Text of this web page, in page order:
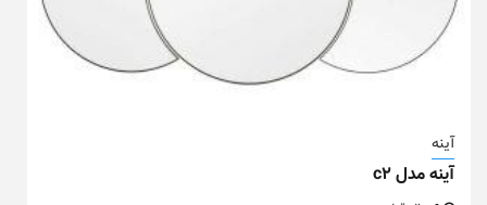
آینه
آینه مدل c2